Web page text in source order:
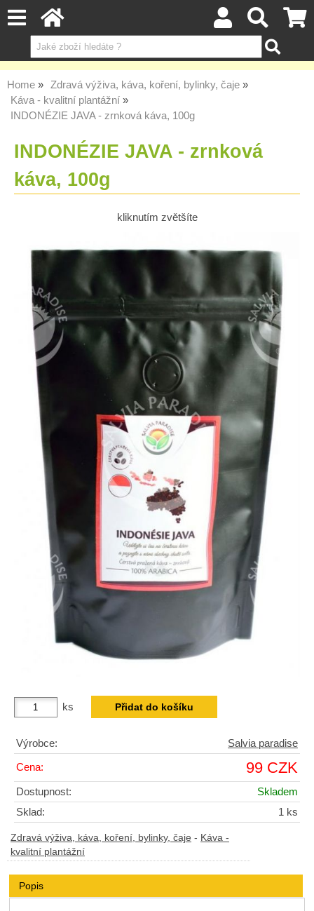
Home
Zdravá výživa, káva, koření, bylinky, čaje
Káva - kvalitní plantážní
INDONÉZIE JAVA - zrnková káva, 100g
INDONÉZIE JAVA - zrnková
káva, 100g
kliknutím zvětšíte
ks
Výrobce: Salvia paradise
Cena: 99 CZK
Dostupnost:
Skladem
Sklad:
1 ks
Zdravá výživa, káva, koření, bylinky, čaje - Káva -
kvalitní plantážní
Popis